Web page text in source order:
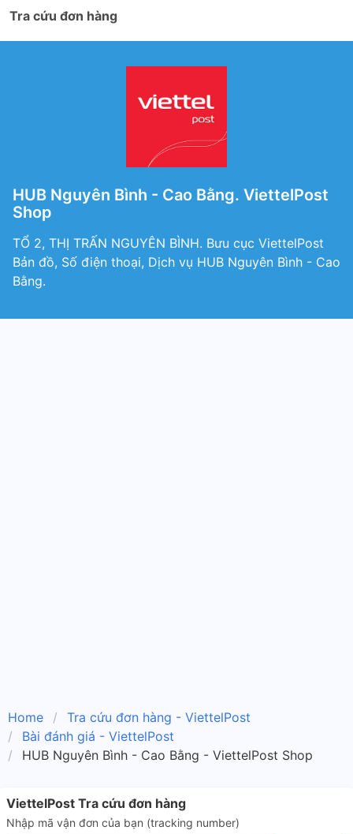
Tra cứu đơn hàng
HUB Nguyên Bình - Cao Bằng. ViettelPost
Shop
TỔ 2, THỊ TRẤN NGUYÊN BÌNH. Bưu cục ViettelPost
Bản đồ, Số điện thoại, Dịch vụ HUB Nguyên Bình - Cao
Bằng.
Home
Tra cứu đơn hàng - ViettelPost
Bài đánh giá - ViettelPost
HUB Nguyên Bình - Cao Bằng - ViettelPost Shop
ViettelPost Tra cứu đơn hàng
Nhập mã vận đơn của bạn (tracking number)